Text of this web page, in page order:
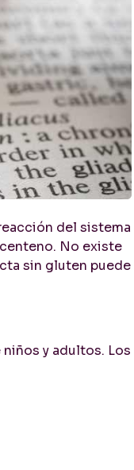
del sistema
No existe
sin gluten puede
y adultos. Los